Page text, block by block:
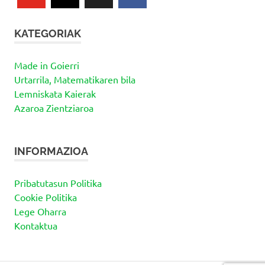
KATEGORIAK
Made in Goierri
Urtarrila, Matematikaren bila
Lemniskata Kaierak
Azaroa Zientziaroa
INFORMAZIOA
Pribatutasun Politika
Cookie Politika
Lege Oharra
Kontaktua